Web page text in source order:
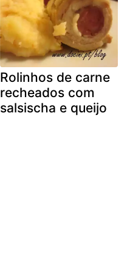
Rolinhos de carne
recheados com
salsischa e queijo